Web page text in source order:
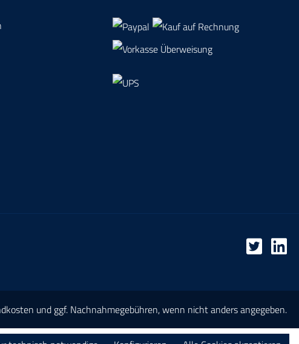
und ggf. Nachnahmegebühren, wenn nicht anders angegeben.